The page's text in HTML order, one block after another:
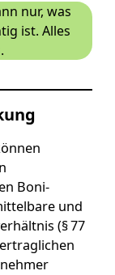
nur, was
ist. Alles
Boni-
und
(§ 77